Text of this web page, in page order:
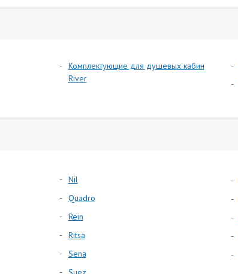
Комплектующие для душевых кабин
River
Nil
Quadro
Rein
Ritsa
Sena